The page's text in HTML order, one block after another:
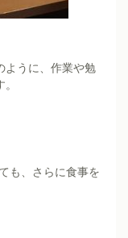
ように、作業や勉
も、さらに食事を